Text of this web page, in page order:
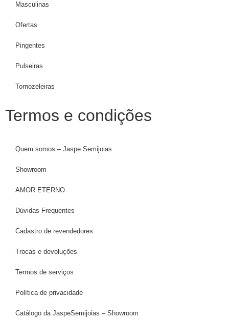
Masculinas
Ofertas
Pingentes
Pulseiras
Tornozeleiras
Termos e condições
Quem somos – Jaspe Semijoias
Showroom
AMOR ETERNO
Dúvidas Frequentes
Cadastro de revendedores
Trocas e devoluções
Termos de serviços
Política de privacidade
Catálogo da JaspeSemijoias – Showroom